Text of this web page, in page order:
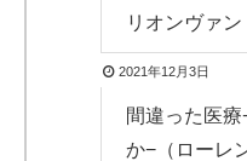
リオンヴァ
2021年12月3日
間違った医
か−（ローレ